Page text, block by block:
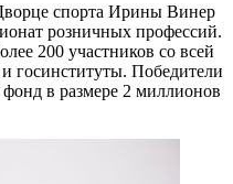
спорта Ирины Винер
розничных профессий.
200 участников со всей
госинституты. Победители
в размере 2 миллионов